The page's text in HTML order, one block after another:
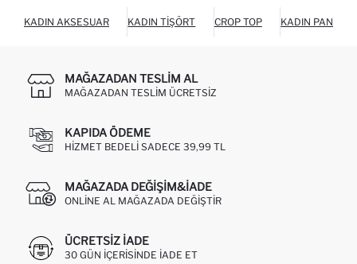
KADIN AKSESUAR KADIN TIŞÖRT CROP TOP KADIN
MAĞAZADAN TESLIM AL
MAĞAZADAN TESLIM ÜCRETSIZ
KAPIDA ÖDEME
HIZMET BEDELI SADECE 39,99 TL
MAĞAZADA DEĞIŞIM&İADE
ONLINE AL MAĞAZADA DEĞIŞTIR
ÜCRETSIZ IADE
30 GÜN IÇERISINDE IADE ET